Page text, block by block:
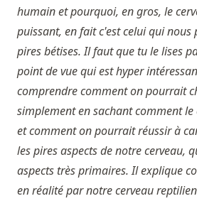
humain et pourquoi, en gros, le
puissant, en fait c'est celui qui nous
pires bétises. Il faut que tu le lises
point de vue qui est hyper
comprendre comment on pourrait
simplement en sachant comment
et comment on pourrait réussir à
les pires aspects de notre cerveau,
aspects très primaires. Il explique
en réalité par notre cerveau